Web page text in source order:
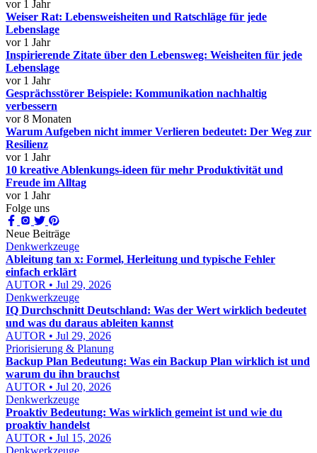
vor 1 Jahr
Weiser Rat: Lebensweisheiten und Ratschläge für jede
Lebenslage
vor 1 Jahr
Inspirierende Zitate über den Lebensweg: Weisheiten für jede
Lebenslage
vor 1 Jahr
Gesprächsstörer Beispiele: Kommunikation nachhaltig
verbessern
vor 8 Monaten
Warum Aufgeben nicht immer Verlieren bedeutet: Der Weg zur
Resilienz
vor 1 Jahr
10 kreative Ablenkungs-ideen für mehr Produktivität und
Freude im Alltag
vor 1 Jahr
Folge uns
Neue Beiträge
Denkwerkzeuge
Ableitung tan x: Formel, Herleitung und typische Fehler
einfach erklärt
AUTOR • Jul 29, 2026
Denkwerkzeuge
IQ Durchschnitt Deutschland: Was der Wert wirklich bedeutet
und was du daraus ableiten kannst
AUTOR • Jul 29, 2026
Priorisierung & Planung
Backup Plan Bedeutung: Was ein Backup Plan wirklich ist und
warum du ihn brauchst
AUTOR • Jul 20, 2026
Denkwerkzeuge
Proaktiv Bedeutung: Was wirklich gemeint ist und wie du
proaktiv handelst
AUTOR • Jul 15, 2026
Denkwerkzeuge